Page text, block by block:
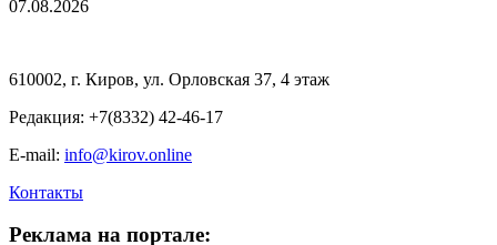
07.08.2026
610002, г. Киров, ул. Орловская 37, 4 этаж
Редакция: +7(8332) 42-46-17
E-mail: info@kirov.online
Контакты
Реклама на портале: